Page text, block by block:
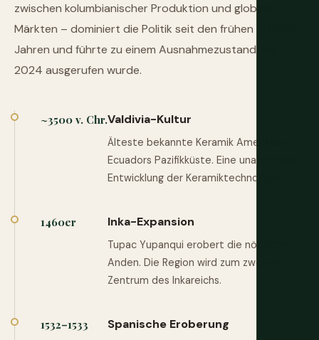
zwischen kolumbianischer Produktion und globalen
Märkten – dominiert die Politik seit den frühen 2020er
Jahren und führte zu einem Ausnahmezustand, der
2024 ausgerufen wurde.
~3500 v. Chr.Valdivia-Kultur
Älteste bekannte Keramik Amerikas an
Ecuadors Pazifikküste. Eine unabhängige
Entwicklung der Keramiktechnologie.
1460er Inka-Expansion
Tupac Yupanqui erobert die nördlichen
Anden. Die Region wird zum zweiten
Zentrum des Inkareichs.
1532–1533 Spanische Eroberung